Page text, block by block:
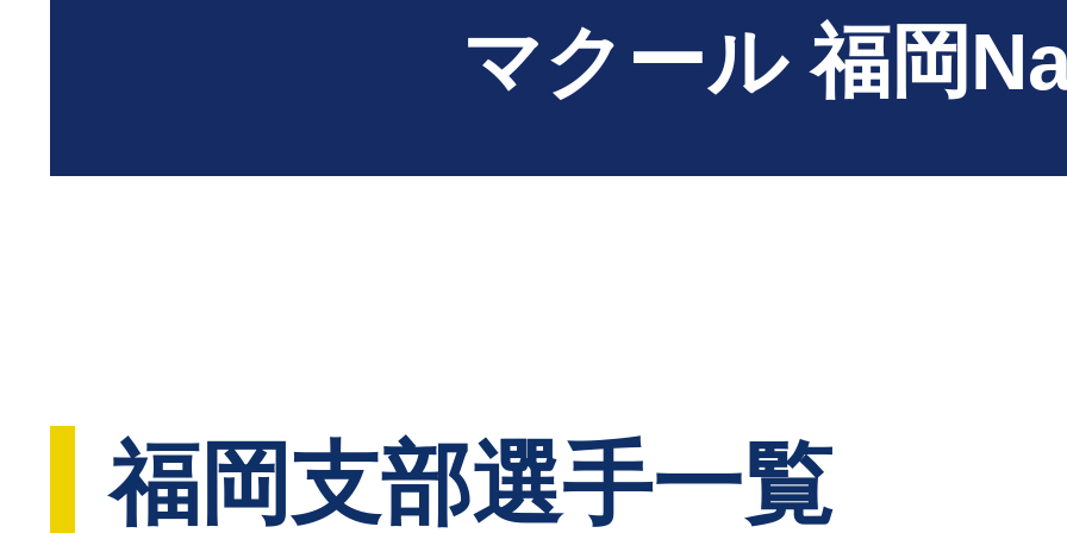
マクール 福岡
福岡支部選手一覧